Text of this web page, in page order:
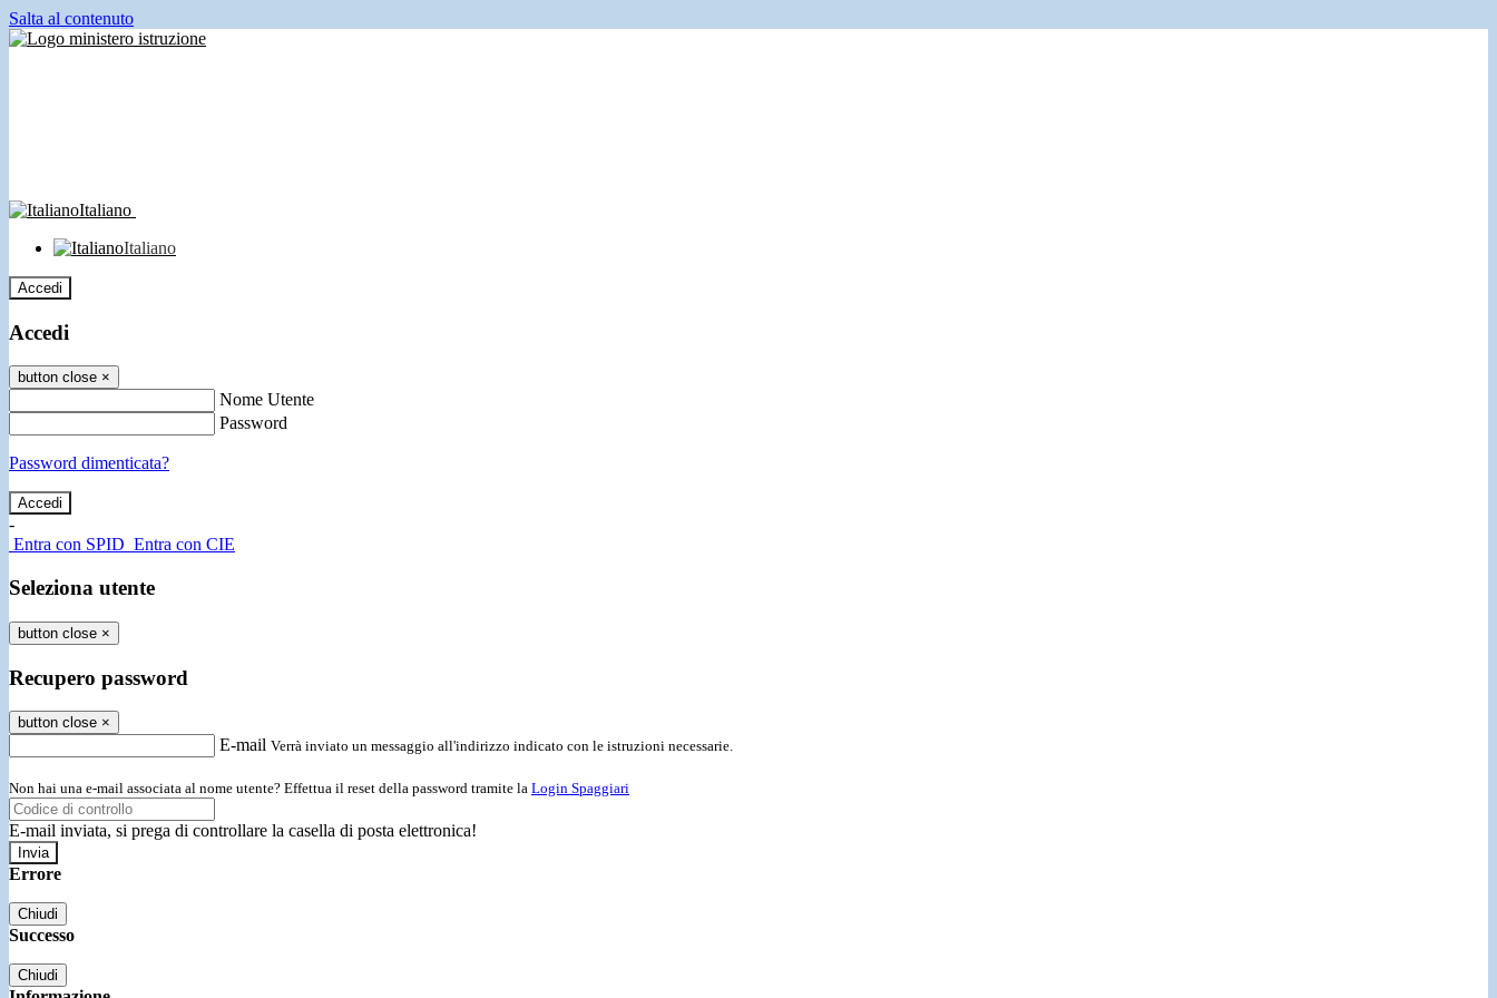
Salta al contenuto
Italiano
Italiano
Accedi
Accedi
button close ×
Nome Utente
Password
Password dimenticata?
-
Entra con SPID Entra con CIE
Seleziona utente
button close ×
Recupero password
button close ×
E-mail Verrà inviato un messaggio all'indirizzo indicato con le istruzioni necessarie.
Non hai una e-mail associata al nome utente? Effettua il reset della password tramite la Login Spaggiari
E-mail inviata, si prega di controllare la casella di posta elettronica!
Errore
Chiudi
Successo
Chiudi